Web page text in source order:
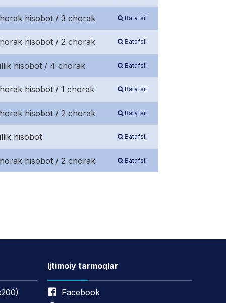
hisobot / 3 chorak Batafsil
hisobot / 2 chorak Batafsil
hisobot / 4 chorak Batafsil
hisobot / 1 chorak Batafsil
hisobot / 2 chorak Batafsil
hisobot Batafsil
hisobot / 2 chorak Batafsil
Ijtimoiy tarmoqlar
Facebook